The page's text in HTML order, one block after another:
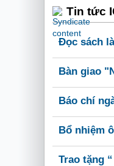
Tin tức
Đọc sách
Bàn giao
Báo chí
Bổ nhiệm
Trao tặng